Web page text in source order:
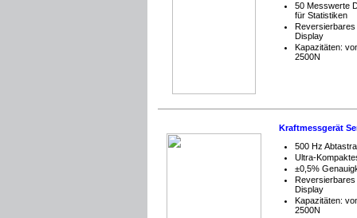
50 Messwerte
für Statistiken
Display
Kapazitäten:
2500N
Kraftmessgerät
500 Hz
Ultra-
±0,5%
Display
Kapazitäten:
2500N